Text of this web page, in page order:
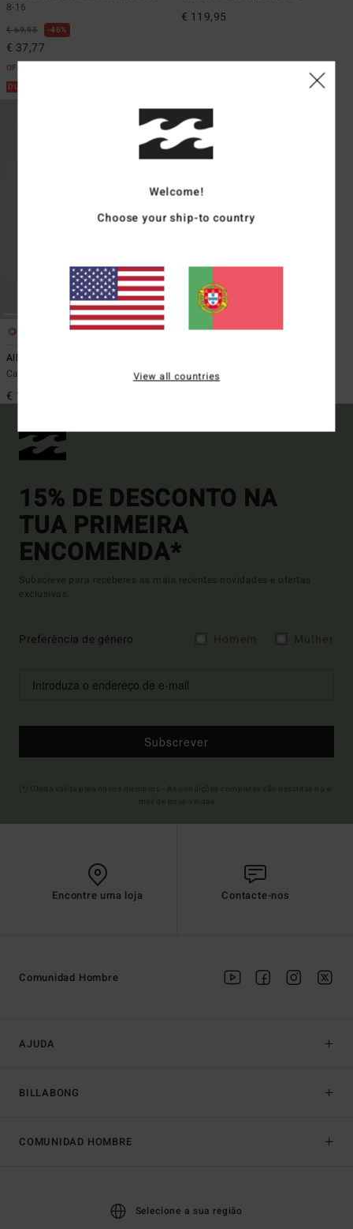
8-16
€ 69,95 46%
€ 37,77
OFERTAS
DUPLA PROMO 10%
€ 119,95
All Day
Casaco Preto rapazes 8-16
€ 119,95
15% DE DESCONTO NA
TUA PRIMEIRA
ENCOMENDA*
Subscreve para receberes as mais recentes novidades e ofertas
exclusivas.
Preferência de género
Subscrever
Encontre uma loja Contacte-nos
AJUDA
BILLABONG
Comunidad Hombre
COMUNIDAD HOMBRE
Selecione a sua região
Welcome!
Choose your ship-to country
View all countries